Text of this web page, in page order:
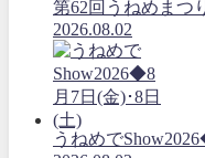
第62回うねめまつ
2026.08.02
うねめで